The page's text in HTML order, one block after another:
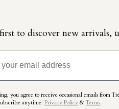
to discover new arrivals,
you agree to receive occasional emails from
anytime. Privacy Policy & Terms.